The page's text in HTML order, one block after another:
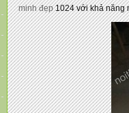
minh đẹp1024 với khả năng